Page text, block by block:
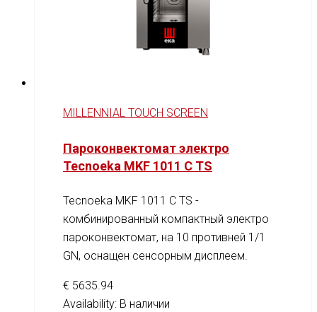
MILLENNIAL TOUCH SCREEN
Пароконвектомат электро
Tecnoeka MKF 1011 C TS
Tecnoeka MKF 1011 C TS -
комбинированный компактный электро
пароконвектомат, на 10 противней 1/1
GN, оснащен сенсорным дисплеем.
€ 5635.94
Availability: В наличии